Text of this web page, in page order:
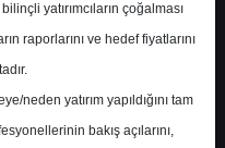
%-100.00
yatırımcıların çoğalması
raporlarını ve hedef fiyatlarını
neden yatırım yapıldığını tam
bakış açılarını,